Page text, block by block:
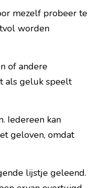
mezelf probeer te
worden
of andere
als geluk speelt
Iedereen kan
geloven, omdat
lijstje geleend.